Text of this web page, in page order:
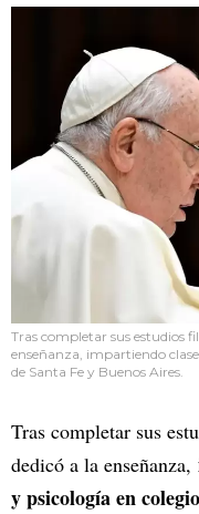
Tras completar sus estudios
enseñanza, impartiendo
de Santa Fe y Buenos Aires.
Tras completar sus
dedicó a la enseñanza,
y psicología en